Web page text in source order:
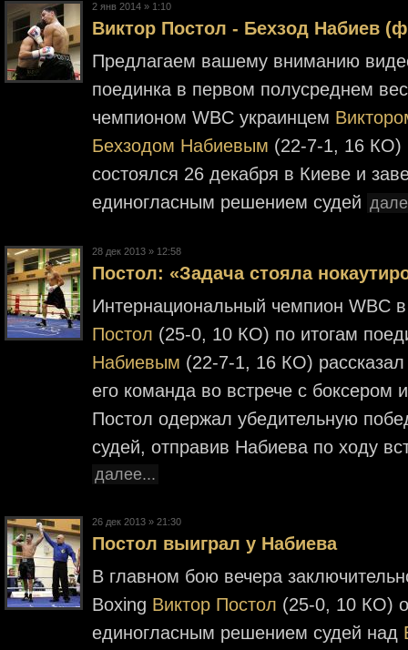
2 янв 2014 » 1:10
Виктор Постол - Бехзод Набиев
Предлагаем вашему вниманию
поединка в первом полусреднем
чемпионом WBC украинцем
Бехзодом Набиевым (22-7-1, 16 КО)
состоялся 26 декабря в Киеве и
единогласным решением судей
28 дек 2013 » 12:58
Постол: «Задача стояла
Интернациональный чемпион WBC
Постол (25-0, 10 КО) по итогам
Набиевым (22-7-1, 16 КО)
его команда во встрече с боксером
Постол одержал убедительную
судей, отправив Набиева по ходу
далее...
26 дек 2013 » 21:30
Постол выиграл у Набиева
В главном бою вечера
Boxing Виктор Постол (25-0, 10 КО)
единогласным решением судей над